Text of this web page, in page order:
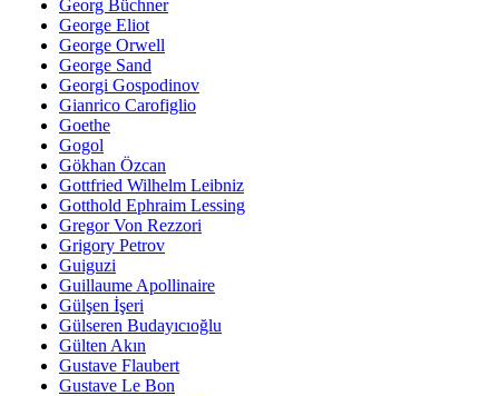
Georg Büchner
George Eliot
George Orwell
George Sand
Georgi Gospodinov
Gianrico Carofiglio
Goethe
Gogol
Gökhan Özcan
Gottfried Wilhelm Leibniz
Gotthold Ephraim Lessing
Gregor Von Rezzori
Grigory Petrov
Guiguzi
Guillaume Apollinaire
Gülşen İşeri
Gülseren Budayıcıoğlu
Gülten Akın
Gustave Flaubert
Gustave Le Bon